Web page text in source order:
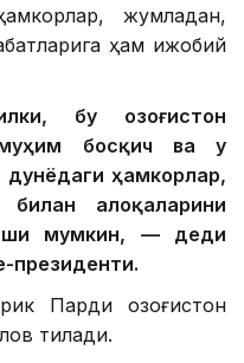
жумладан,
ҳам ижобий
бу Қозоғистон
босқич ва у
ҳамкорлар,
алоқаларини
мумкин, — деди
президенти.
Парди Қозоғистон
тилади.